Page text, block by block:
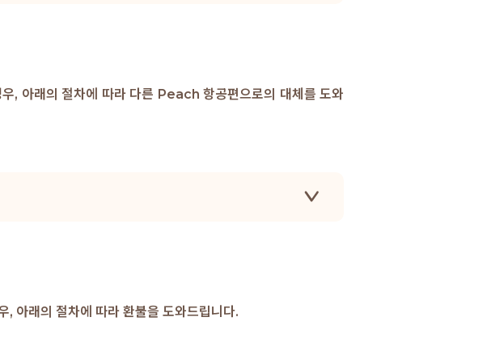
, 아래의 절차에 따라 다른 Peach 항공편으로의 대체를 도와
, 아래의 절차에 따라 환불을 도와드립니다.